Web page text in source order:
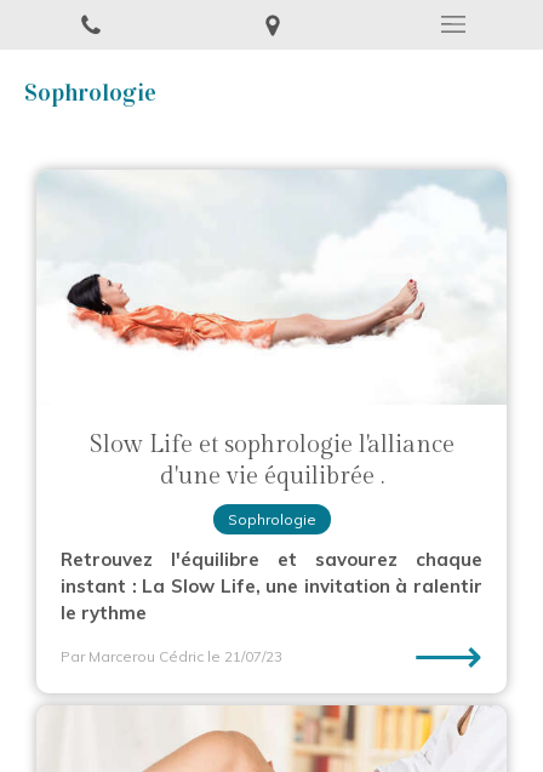
Sophrologie
Slow Life et sophrologie l'alliance
d'une vie équilibrée .
Sophrologie
Retrouvez l'équilibre et savourez chaque
instant : La Slow Life, une invitation à ralentir
le rythme
Par Marcerou Cédric le 21/07/23 ⟶